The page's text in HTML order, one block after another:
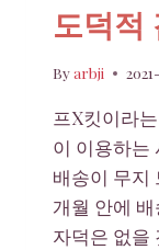
도덕적
Byarbji
프X킷이라
이 이용하는
배송이 무지
개월 안에
자덕은 없을